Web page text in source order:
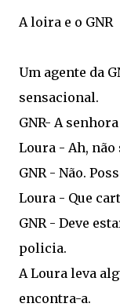
A loira e o GNR
Um agente da
sensacional.
GNR- A
Loura - Ah, não
GNR - Não.
Loura - Que
GNR - Deve
policia.
A Loura leva
encontra-a.